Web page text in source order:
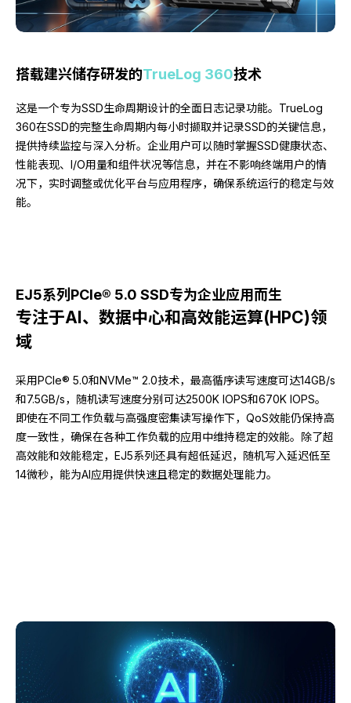
搭载建兴储存研发的TrueLog 360技术
这是一个专为SSD生命周期设计的全面日志记录功能。TrueLog
360在SSD的完整生命周期内每小时撷取并记录SSD的关键信息，
提供持续监控与深入分析。企业用户可以随时掌握SSD健康状态、
性能表现、I/O用量和组件状况等信息，并在不影响终端用户的情
况下，实时调整或优化平台与应用程序，确保系统运行的稳定与效
能。
EJ5系列PCIe® 5.0 SSD专为企业应用而生
专注于AI、数据中心和高效能运算(HPC)领
域
采用PCIe® 5.0和NVMe™ 2.0技术，最高循序读写速度可达14GB/s
和7.5GB/s，随机读写速度分别可达2500K IOPS和670K IOPS。
即使在不同工作负载与高强度密集读写操作下，QoS效能仍保持高
度一致性，确保在各种工作负载的应用中维持稳定的效能。除了超
高效能和效能稳定，EJ5系列还具有超低延迟，随机写入延迟低至
14微秒，能为AI应用提供快速且稳定的数据处理能力。